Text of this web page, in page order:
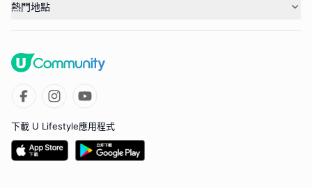
熱門地點
下載 U Lifestyle應用程式